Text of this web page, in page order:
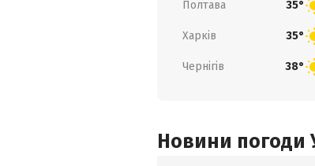
Полтава 35°
Харків 35°
Чернігів 38°
Новини погоди